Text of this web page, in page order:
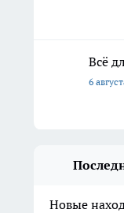
Всё
6
Новые